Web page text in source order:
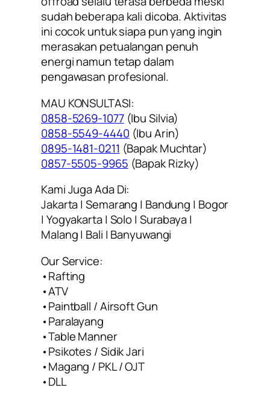
sudah beberapa kali dicoba. Aktivitas
ini cocok untuk siapa pun yang ingin
merasakan petualangan penuh
energi namun tetap dalam
pengawasan profesional.
MAU KONSULTASI:
0858-5269-1077(Ibu Silvia)
0858-5549-4440 (Ibu Arin)
0895-1481-0211 (Bapak Muchtar)
0857-5505-9965 (Bapak Rizky)
Kami Juga Ada Di:
Jakarta | Semarang | Bandung | Bogor
| Yogyakarta | Solo | Surabaya |
Malang | Bali | Banyuwangi
Our Service:
•Rafting
•ATV
•Paintball / Airsoft Gun
•Paralayang
•Table Manner
•Psikotes / Sidik Jari
•Magang / PKL / OJT
•DLL